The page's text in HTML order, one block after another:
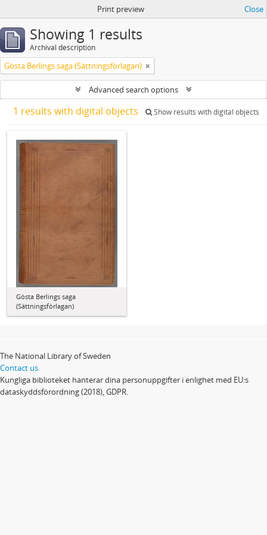
Print preview Close
Showing 1 results
Archival description
Gösta Berlings saga (Sättningsförlagan)
Advanced search options
1 results with digital objects Show results with digital objects
Gösta Berlings saga
(Sättningsförlagan)
The National Library of Sweden
Contact us
Kungliga biblioteket hanterar dina personuppgifter i enlighet med EU:s
dataskyddsförordning (2018), GDPR.